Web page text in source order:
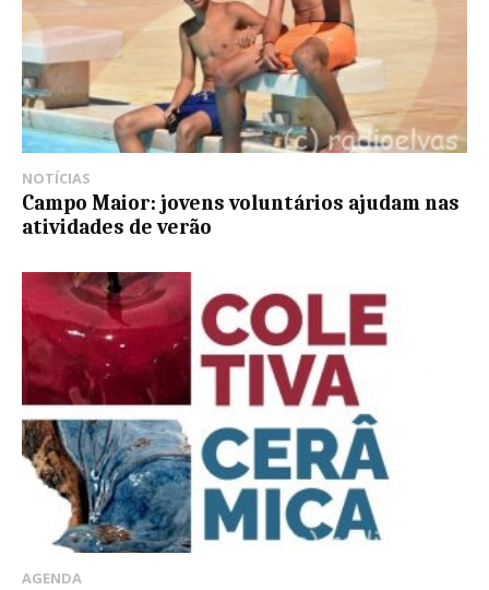
NOTÍCIAS
Campo Maior: jovens voluntários ajudam nas
atividades de verão
AGENDA